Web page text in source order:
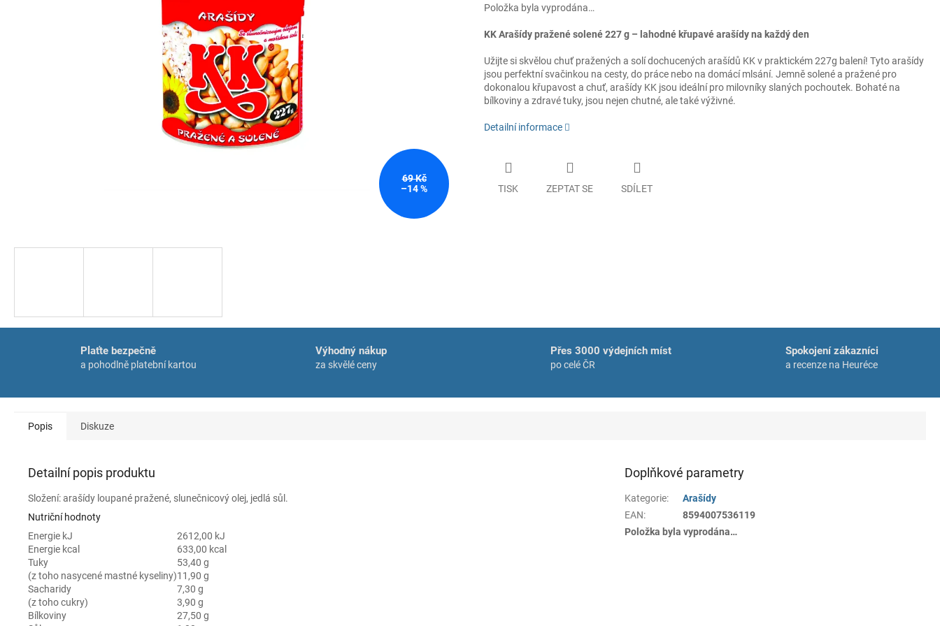
69 Kč
–14 %
Položka byla vyprodána…
KK Arašídy pražené solené 227 g – lahodné křupavé arašídy na každý den
Užijte si skvělou chuť pražených a solí dochucených arašídů KK v praktickém 227g balení! Tyto arašídy
jsou perfektní svačinkou na cesty, do práce nebo na domácí mlsání. Jemně solené a pražené pro
dokonalou křupavost a chuť, arašídy KK jsou ideální pro milovníky slaných pochoutek. Bohaté na
bílkoviny a zdravé tuky, jsou nejen chutné, ale také výživné.
Detailní informace
TISK ZEPTAT SE SDÍLET
Plaťte bezpečně
a pohodlně platební kartou
Výhodný nákup
za skvělé ceny
Přes 3000 výdejních míst
po celé ČR
Spokojení zákazníci
a recenze na Heuréce
Popis Diskuze
Detailní popis produktu
Složení: arašídy loupané pražené, slunečnicový olej, jedlá sůl.
Nutriční hodnoty
Energie kJ
2612,00 kJ
Energie kcal
633,00 kcal
Tuky
53,40 g
(z toho nasycené mastné kyseliny)11,90 g
Sacharidy
7,30 g
(z toho cukry)
3,90 g
Bílkoviny
27,50 g
Doplňkové parametry
Kategorie:
Arašídy
EAN:
8594007536119
Položka byla vyprodána…